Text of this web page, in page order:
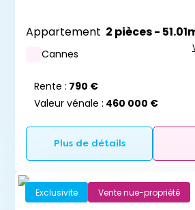
Appartement 2 pièces -
Cannes
Rente : 790 €
Valeur vénale : 460 000 €
Plus de détails
Exclusivite Vente nue-propriété